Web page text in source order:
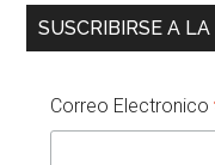
SUSCRIBIRSE A
Correo Electronico